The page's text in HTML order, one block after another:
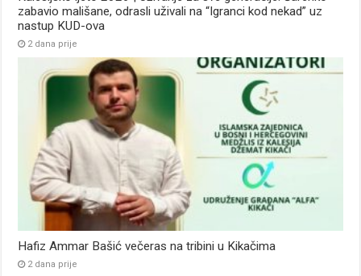
zabavio mališane, odrasli uživali na “Igranci kod nekad” uz
nastup KUD-ova
2 dana prije
Hafiz Ammar Bašić večeras na tribini u Kikačima
2 dana prije